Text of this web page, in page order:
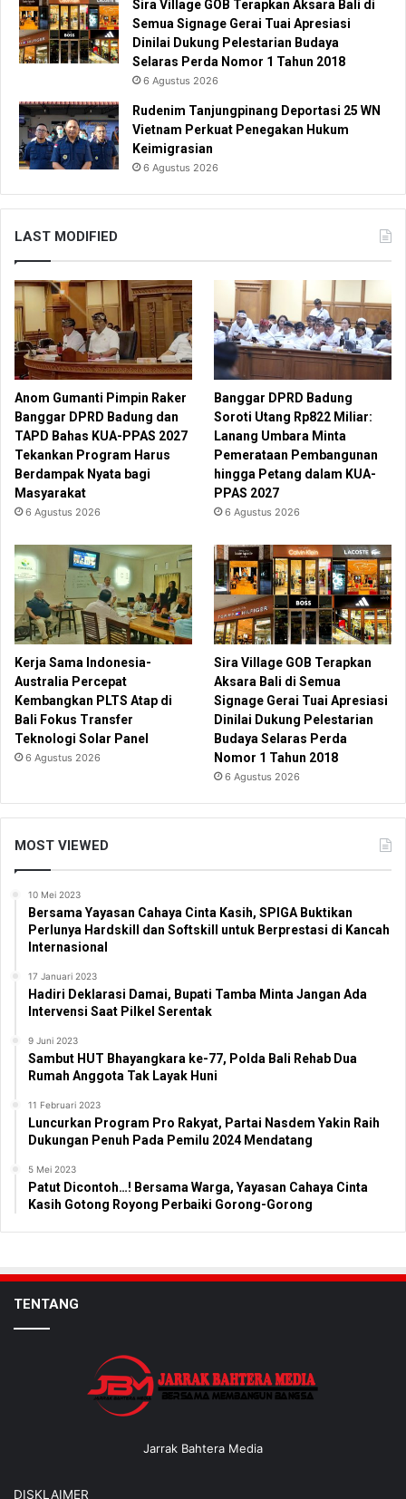
Sira Village GOB Terapkan Aksara Bali di
Semua Signage Gerai Tuai Apresiasi
Dinilai Dukung Pelestarian Budaya
Selaras Perda Nomor 1 Tahun 2018
6 Agustus 2026
Rudenim Tanjungpinang Deportasi 25 WN
Vietnam Perkuat Penegakan Hukum
Keimigrasian
6 Agustus 2026
LAST MODIFIED
Anom Gumanti Pimpin Raker
Banggar DPRD Badung dan
TAPD Bahas KUA-PPAS 2027
Tekankan Program Harus
Berdampak Nyata bagi
Masyarakat
6 Agustus 2026
Banggar DPRD Badung
Soroti Utang Rp822 Miliar:
Lanang Umbara Minta
Pemerataan Pembangunan
hingga Petang dalam KUA-
PPAS 2027
6 Agustus 2026
Kerja Sama Indonesia-
Australia Percepat
Kembangkan PLTS Atap di
Bali Fokus Transfer
Teknologi Solar Panel
6 Agustus 2026
Sira Village GOB Terapkan
Aksara Bali di Semua
Signage Gerai Tuai Apresiasi
Dinilai Dukung Pelestarian
Budaya Selaras Perda
Nomor 1 Tahun 2018
6 Agustus 2026
MOST VIEWED
10 Mei 2023
Bersama Yayasan Cahaya Cinta Kasih, SPIGA Buktikan
Perlunya Hardskill dan Softskill untuk Berprestasi di Kancah
Internasional
17 Januari 2023
Hadiri Deklarasi Damai, Bupati Tamba Minta Jangan Ada
Intervensi Saat Pilkel Serentak
9 Juni 2023
Sambut HUT Bhayangkara ke-77, Polda Bali Rehab Dua
Rumah Anggota Tak Layak Huni
11 Februari 2023
Luncurkan Program Pro Rakyat, Partai Nasdem Yakin Raih
Dukungan Penuh Pada Pemilu 2024 Mendatang
5 Mei 2023
Patut Dicontoh…! Bersama Warga, Yayasan Cahaya Cinta
Kasih Gotong Royong Perbaiki Gorong-Gorong
TENTANG
Jarrak Bahtera Media
DISKLAIMER